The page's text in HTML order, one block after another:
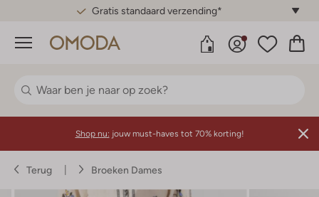
Gratis standaard verzending*
Menu
Shop nu: jouw must-haves tot 70% korting!
Terug Broeken Dames